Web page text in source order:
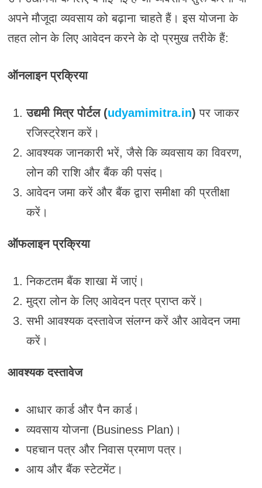
अपने मौजूदा व्यवसाय को बढ़ाना चाहते हैं। इस योजना के
तहत लोन के लिए आवेदन करने के दो प्रमुख तरीके हैं:
ऑनलाइन प्रक्रिया
उद्यमी मित्र पोर्टल (udyamimitra.in) पर जाकर
रजिस्ट्रेशन करें।
आवश्यक जानकारी भरें, जैसे कि व्यवसाय का विवरण,
लोन की राशि और बैंक की पसंद।
आवेदन जमा करें और बैंक द्वारा समीक्षा की प्रतीक्षा
करें।
ऑफलाइन प्रक्रिया
निकटतम बैंक शाखा में जाएं।
मुद्रा लोन के लिए आवेदन पत्र प्राप्त करें।
सभी आवश्यक दस्तावेज संलग्न करें और आवेदन जमा
करें।
आवश्यक दस्तावेज
आधार कार्ड और पैन कार्ड।
व्यवसाय योजना (Business Plan)।
पहचान पत्र और निवास प्रमाण पत्र।
आय और बैंक स्टेटमेंट।